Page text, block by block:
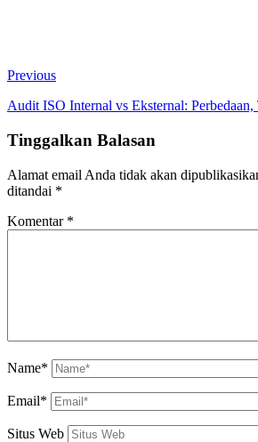
Previous
Audit ISO Internal vs Eksternal:
Tinggalkan Balasan
Alamat email Anda tidak akan
ditandai *
Komentar *
Name*
Email*
Situs Web